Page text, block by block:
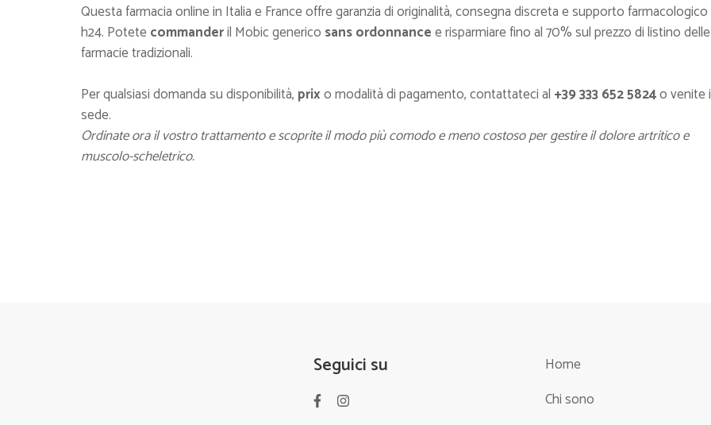
Questa farmacia online in Italia e France offre garanzia di originalità, consegna discreta e supporto farmacologico
h24. Potetecommanderil Mobic generico sans ordonnancee risparmiare fino al 70% sul prezzo di listino delle
farmacie tradizionali.
Per qualsiasi domanda su disponibilità, prixo modalità di pagamento, contattateci al +39 333 652 5824o venite
sede.
Ordinate ora il vostro trattamento e scoprite il modo più comodo e meno costoso per gestire il dolore artritico e
muscolo-scheletrico.
Seguici su
Home
Chi sono